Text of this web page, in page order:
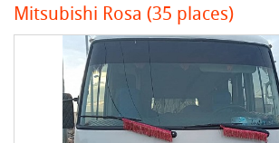
Mitsubishi Rosa (35 places)